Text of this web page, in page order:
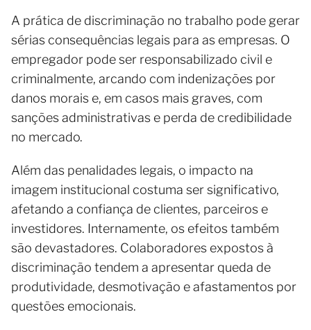
A prática de discriminação no trabalho pode gerar
sérias consequências legais para as empresas. O
empregador pode ser responsabilizado civil e
criminalmente, arcando com indenizações por
danos morais e, em casos mais graves, com
sanções administrativas e perda de credibilidade
no mercado.
Além das penalidades legais, o impacto na
imagem institucional costuma ser significativo,
afetando a confiança de clientes, parceiros e
investidores. Internamente, os efeitos também
são devastadores. Colaboradores expostos à
discriminação tendem a apresentar queda de
produtividade, desmotivação e afastamentos por
questões emocionais.